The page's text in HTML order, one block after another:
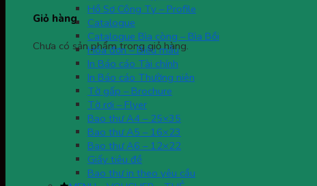
Giỏ hàng
Chưa có sản phẩm trong giỏ hàng.
Hồ Sơ Công Ty – Profile
Catalogue
Catalogue Bìa còng – Bìa Bồi
Hóa đơn – Biểu mẫu
In Báo cáo Tài chính
In Báo cáo Thường niên
Tờ gấp – Brochure
Tờ rơi – Flyer
Bao thư A4 – 25×35
Bao thư A5 – 16×23
Bao thư A6 – 12×22
Giấy tiêu đề
Bao thư in theo yêu cầu